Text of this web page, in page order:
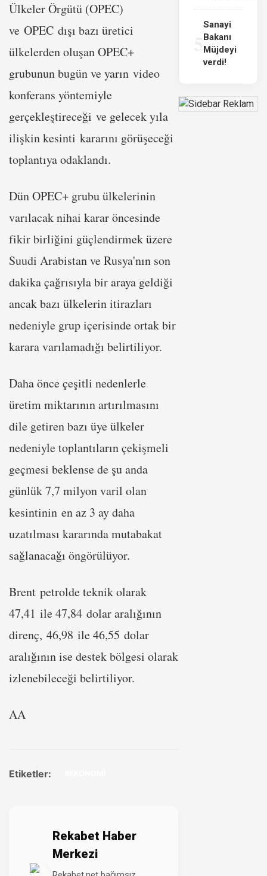
Ülkeler Örgütü (OPEC)
ve OPEC dışı bazı üretici
ülkelerden oluşan OPEC+
grubunun bugün ve yarın video
konferans yöntemiyle
gerçekleştireceği ve gelecek yıla
ilişkin kesinti kararını görüşeceği
toplantıya odaklandı.
Dün OPEC+ grubu ülkelerinin
varılacak nihai karar öncesinde
fikir birliğini güçlendirmek üzere
Suudi Arabistan ve Rusya'nın son
dakika çağrısıyla bir araya geldiği
ancak bazı ülkelerin itirazları
nedeniyle grup içerisinde ortak bir
karara varılamadığı belirtiliyor.
Daha önce çeşitli nedenlerle
üretim miktarının artırılmasını
dile getiren bazı üye ülkeler
nedeniyle toplantıların çekişmeli
geçmesi beklense de şu anda
günlük 7,7 milyon varil olan
kesintinin en az 3 ay daha
uzatılması kararında mutabakat
sağlanacağı öngörülüyor.
Brent petrolde teknik olarak
47,41 ile 47,84 dolar aralığının
direnç, 46,98 ile 46,55 dolar
aralığının ise destek bölgesi olarak
izlenebileceği belirtiliyor.
AA
Etiketler:
Rekabet Haber
Merkezi
Sanayi
Bakanı
Müjdeyi
verdi!